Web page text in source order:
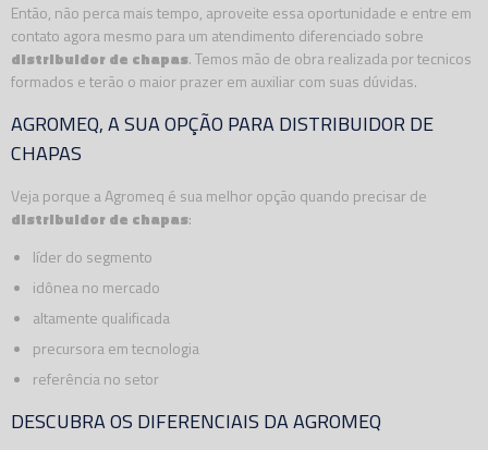
Então, não perca mais tempo, aproveite essa oportunidade e entre em
contato agora mesmo para um atendimento diferenciado sobre
distribuidor de chapas. Temos mão de obra realizada por tecnicos
formados e terão o maior prazer em auxiliar com suas dúvidas.
AGROMEQ, A SUA OPÇÃO PARA DISTRIBUIDOR DE
CHAPAS
Veja porque a Agromeq é sua melhor opção quando precisar de
distribuidor de chapas:
líder do segmento
idônea no mercado
altamente qualificada
precursora em tecnologia
referência no setor
DESCUBRA OS DIFERENCIAIS DA AGROMEQ